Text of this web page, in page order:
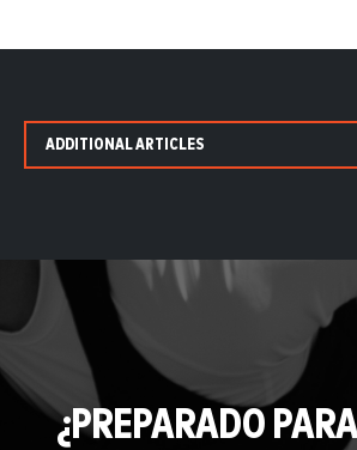
ADDITIONAL ARTICLES
¿PREPARADO